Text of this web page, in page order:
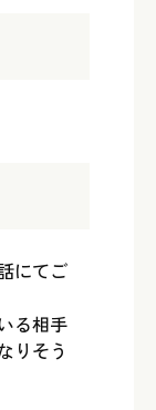
にてご
る相手
りそう